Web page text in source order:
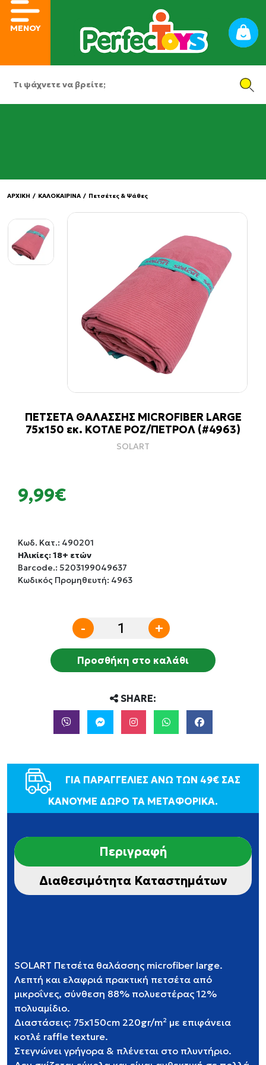
ΜΕΝΟΥ
ΑΡΧΙΚΗ / ΚΑΛΟΚΑΙΡΙΝΑ / Πετσέτες & Ψάθες
ΠΕΤΣΕΤΑ ΘΑΛΑΣΣΗΣ MICROFIBER LARGE
75x150 εκ. ΚΟΤΛΕ ΡΟΖ/ΠΕΤΡΟΛ (#4963)
SOLART
9,99€
Κωδ. Κατ.: 490201
Ηλικίες: 18+ ετών
Barcode.: 5203199049637
Κωδικός Προμηθευτή: 4963
- +
Προσθήκη στο καλάθι
SHARE:
ΓΙΑ ΠΑΡΑΓΓΕΛΙΕΣ ΑΝΩ ΤΩΝ 49€ ΣΑΣ
ΚΑΝΟΥΜΕ ΔΩΡΟ ΤΑ ΜΕΤΑΦΟΡΙΚΑ.
Περιγραφή
Διαθεσιμότητα Καταστημάτων
SOLART Πετσέτα θαλάσσης microfiber large.
Λεπτή και ελαφριά πρακτική πετσέτα από
μικροΐνες, σύνθεση 88% πολυεστέρας 12%
πολυαμίδιο.
Διαστάσεις: 75x150cm 220gr/m² με επιφάνεια
κοτλέ raffle texture.
Στεγνώνει γρήγορα & πλένεται στο πλυντήριο.